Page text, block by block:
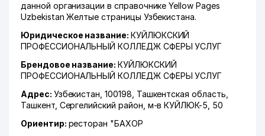
данной организации в справочнике Yellow Pages
Uzbekistan Желтые страницы Узбекистана.
Юридическое название: КУЙЛЮКСКИЙ
ПРОФЕССИОНАЛЬНЫЙ КОЛЛЕДЖ СФЕРЫ УСЛУГ
Брендовое название: КУЙЛЮКСКИЙ
ПРОФЕССИОНАЛЬНЫЙ КОЛЛЕДЖ СФЕРЫ УСЛУГ
Адрес: Узбекистан, 100198, Ташкентская область
Ташкент, Сергелийский район м-в КУЙЛЮК-5 , 50
Ориентир: ресторан "БАХОР